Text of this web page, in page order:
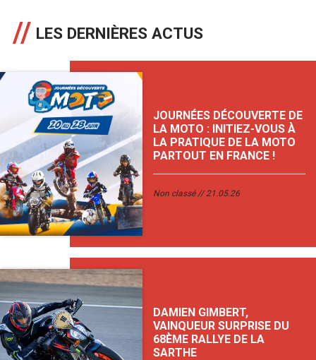
LES DERNIÈRES ACTUS
JOURNÉES DÉCOUVERTE DE
LA MOTO : INITIEZ-VOUS À
LA PRATIQUE DE LA MOTO
PARTOUT EN FRANCE !
Non classé 21.05.26
DAMIEN GIMBERT,
VAINQUEUR SURPRISE DU
68ÈME RALLYE DE LA
SARTHE